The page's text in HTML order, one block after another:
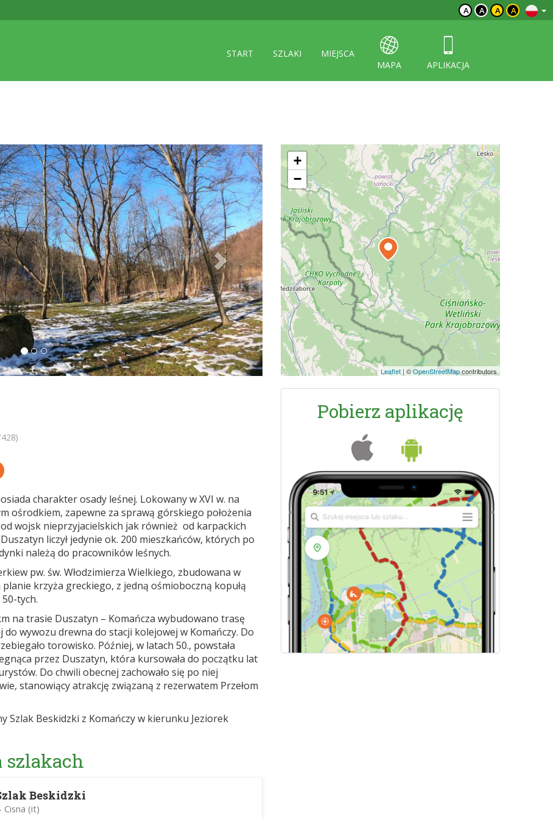
A A A A
START SZLAKI
MIEJSCA
MAPA
APLIKACJA
charakter osady leśnej. Lokowany w XVI w. na
ośrodkiem, zapewne za sprawą górskiego położenia
wojsk nieprzyjacielskich jak również od karpackich
liczył jedynie ok. 200 mieszkańców, których po
należą do pracowników leśnych.
pw. św. Włodzimierza Wielkiego, zbudowana w
krzyża greckiego, z jedną ośmioboczną kopułą
tych.
na trasie Duszatyn – Komańcza wybudowano trasę
wywozu drewna do stacji kolejowej w Komańczy. Do
torowisko. Później, w latach 50., powstała
przez Duszatyn, która kursowała do początku lat
Do chwili obecnej zachowało się po niej
stanowiący atrakcję związaną z rezerwatem Przełom
Szlak Beskidzki z Komańczy w kierunku Jeziorek
szlakach
Beskidzki
Cisna (it)
+
−
Leaflet | ©OpenStreetMapcontributors
Pobierz aplikację